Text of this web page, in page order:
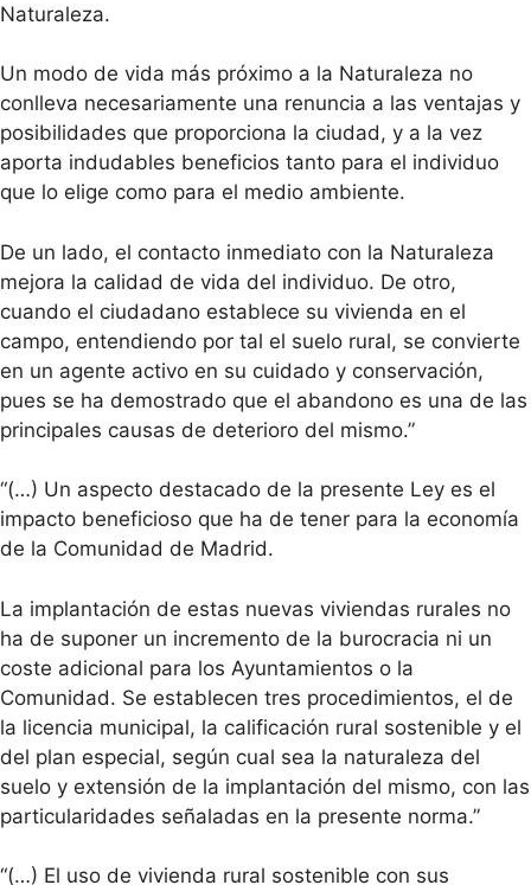
Naturaleza.
Un modo de vida más próximo a la Naturaleza no
conlleva necesariamente una renuncia a las ventajas y
posibilidades que proporciona la ciudad, y a la vez
aporta indudables beneficios tanto para el individuo
que lo elige como para el medio ambiente.
De un lado, el contacto inmediato con la Naturaleza
mejora la calidad de vida del individuo. De otro,
cuando el ciudadano establece su vivienda en el
campo, entendiendo por tal el suelo rural, se convierte
en un agente activo en su cuidado y conservación,
pues se ha demostrado que el abandono es una de las
principales causas de deterioro del mismo.”
“(…) Un aspecto destacado de la presente Ley es el
impacto beneficioso que ha de tener para la economía
de la Comunidad de Madrid.
La implantación de estas nuevas viviendas rurales no
ha de suponer un incremento de la burocracia ni un
coste adicional para los Ayuntamientos o la
Comunidad. Se establecen tres procedimientos, el de
la licencia municipal, la calificación rural sostenible y el
del plan especial, según cual sea la naturaleza del
suelo y extensión de la implantación del mismo, con las
particularidades señaladas en la presente norma.”
“(…) El uso de vivienda rural sostenible con sus